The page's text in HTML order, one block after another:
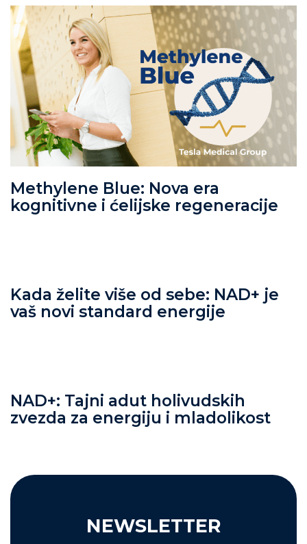
Methylene Blue: Nova era
kognitivne i ćelijske regeneracije
Kada želite više od sebe: NAD+ je
vaš novi standard energije
NAD+: Tajni adut holivudskih
zvezda za energiju i mladolikost
NEWSLETTER